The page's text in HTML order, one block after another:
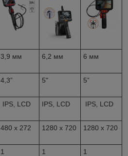
3,9 мм 6,2 мм 6 мм
4,3” 5" 5”
IPS, LCD IPS, LCD IPS, LCD
480 х 272 1280 х 720 1280 х 720
1
1
1